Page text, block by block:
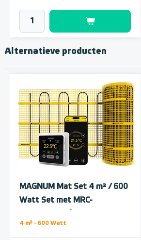
Polystyreen hardfoam
60 x 100 cm à 0,6 cm)
6 en 10 mm dikte
€ 212,50
Alternatieve producten
MAGNUM Mat Set 4 m² / 600
Watt Set met MRC-
4 m² - 600 Watt